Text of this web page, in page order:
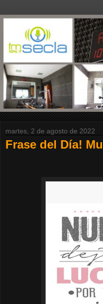
martes, 2 de agosto de 2022
Frase del Día!